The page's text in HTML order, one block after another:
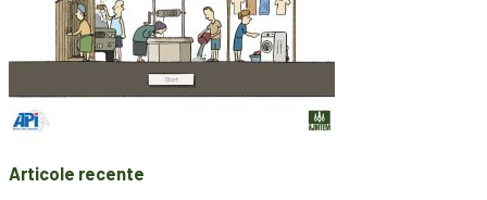
Articole recente